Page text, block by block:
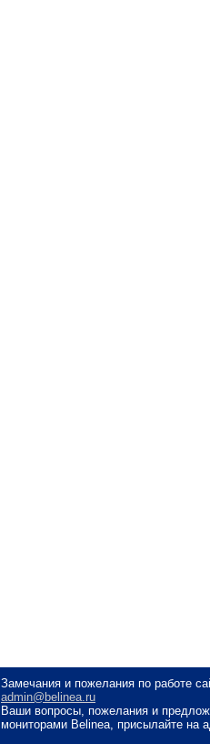
Замечания и пожелания по работе
admin@belinea.ru
Ваши вопросы, пожелания и
мониторами Belinea, присылайте на